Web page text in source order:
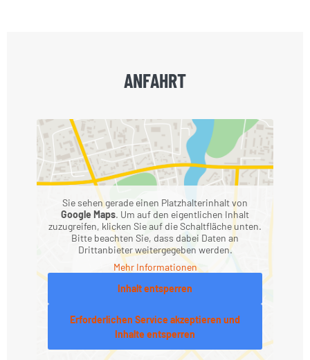
ANFAHRT
Sie sehen gerade einen Platzhalterinhalt von
Google Maps. Um auf den eigentlichen Inhalt
zuzugreifen, klicken Sie auf die Schaltfläche unten.
Bitte beachten Sie, dass dabei Daten an
Drittanbieter weitergegeben werden.
Mehr Informationen
Inhalt entsperren
Erforderlichen Service akzeptieren und
Inhalte entsperren